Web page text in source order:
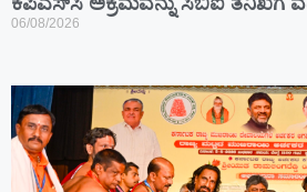
06/08/2026